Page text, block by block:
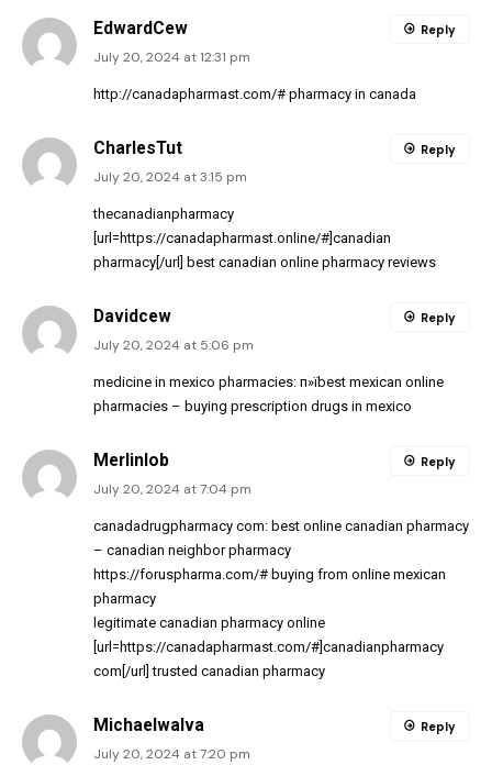
EdwardCew
July 20, 2024 at 12:31 pm
http://canadapharmast.com/# pharmacy in canada
Reply
CharlesTut
July 20, 2024 at 3:15 pm
thecanadianpharmacy
[url=https://canadapharmast.online/#]canadian
pharmacy[/url] best canadian online pharmacy reviews
Reply
Davidcew
July 20, 2024 at 5:06 pm
medicine in mexico pharmacies: п»їbest mexican online
pharmacies – buying prescription drugs in mexico
Reply
Merlinlob
July 20, 2024 at 7:04 pm
canadadrugpharmacy com: best online canadian pharmacy
– canadian neighbor pharmacy
https://foruspharma.com/# buying from online mexican
pharmacy
legitimate canadian pharmacy online
[url=https://canadapharmast.com/#]canadianpharmacy
com[/url] trusted canadian pharmacy
Reply
MichaelwaIva
July 20, 2024 at 7:20 pm
Reply